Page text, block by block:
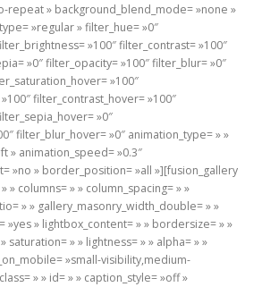
repeat » background_blend_mode= »none »
»regular » filter_hue= »0″
»100″ filter_contrast= »100″
»0″ filter_opacity= »100″ filter_blur= »0″
»100″
filter_contrast_hover= »100″
»0″
filter_blur_hover= »0″ animation_type= » »
» animation_speed= »0.3″
»no » border_position= »all »][fusion_gallery
» columns= » » column_spacing= » »
» » gallery_masonry_width_double= » »
»yes » lightbox_content= » » bordersize= » »
saturation= » » lightness= » » alpha= » »
»small-visibility,medium-
» » id= » » caption_style= »off »